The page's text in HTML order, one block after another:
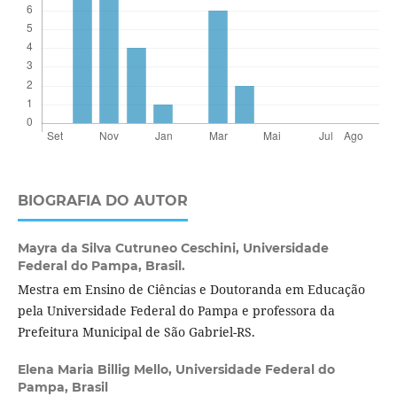
BIOGRAFIA DO AUTOR
Mayra da Silva Cutruneo Ceschini, Universidade
Federal do Pampa, Brasil.
Mestra em Ensino de Ciências e Doutoranda em Educação
pela Universidade Federal do Pampa e professora da
Prefeitura Municipal de São Gabriel-RS.
Elena Maria Billig Mello, Universidade Federal do
Pampa, Brasil